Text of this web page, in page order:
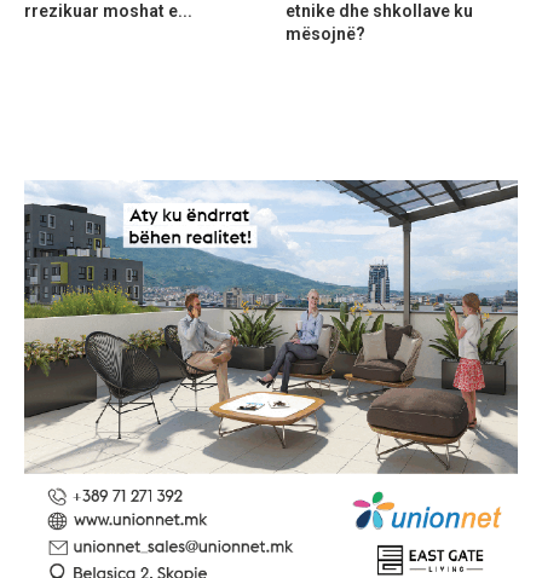
rrezikuar moshat e...
etnike dhe shkollave ku
mësojnë?